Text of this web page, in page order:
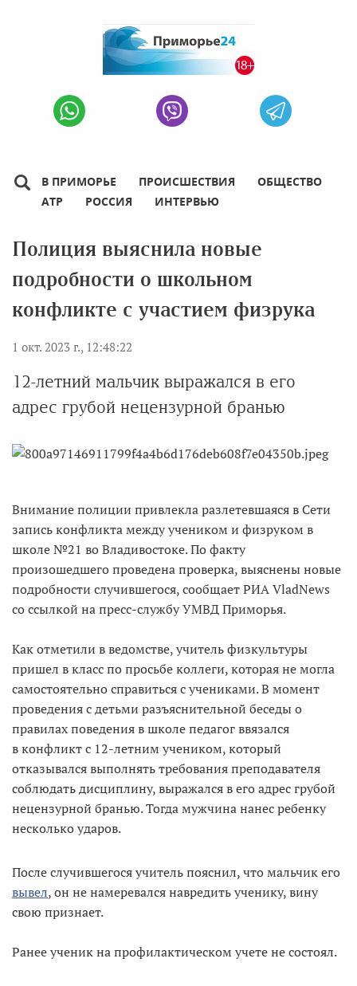
В ПРИМОРЬЕ ПРОИСШЕСТВИЯ
ОБЩЕСТВО
АТР
РОССИЯ ИНТЕРВЬЮ
Полиция выяснила новые
подробности о школьном
конфликте с участием физрука
1 окт. 2023 г., 12:48:22
12-летний мальчик выражался в его
адрес грубой нецензурной бранью
Внимание полиции привлекла разлетевшаяся в Сети
запись конфликта между учеником и физруком в
школе №21 во Владивостоке. По факту
произошедшего проведена проверка, выяснены новые
подробности случившегося, сообщает РИА VladNews
со ссылкой на пресс-службу УМВД Приморья.
Как отметили в ведомстве, учитель физкультуры
пришел в класс по просьбе коллеги, которая не могла
самостоятельно справиться с учениками. В момент
проведения с детьми разъяснительной беседы о
правилах поведения в школе педагог ввязался
в конфликт с 12-летним учеником, который
отказывался выполнять требования преподавателя
соблюдать дисциплину, выражался в его адрес грубой
нецензурной бранью. Тогда мужчина нанес ребенку
несколько ударов.
После случившегося учитель пояснил, что мальчик его
вывел, он не намеревался навредить ученику, вину
свою признает.
Ранее ученик на профилактическом учете не состоял.